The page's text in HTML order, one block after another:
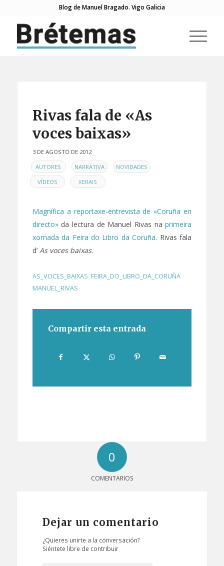
Blog de Manuel Bragado. Vigo Galicia
Rivas fala de «As
voces baixas»
3 DE AGOSTO DE 2012
EN AUTORES , NARRATIVA , NOVIDADES ,
VÍDEOS , XERAIS
Magnífica a reportaxe-entrevista de «Coruña en
directo»da lectura de Manuel Rivas naprimeira
xornada da Feira do Libro da Coruña. Rivas fala
d’ As voces baixas.
AS_VOCES_BAIXAS FEIRA_DO_LIBRO_DA_CORUÑA,
MANUEL_RIVAS
Compartir esta entrada
0
COMENTARIOS
Dejar un comentario
¿Quieres unirte a la conversación?
Siéntete libre de contribuir